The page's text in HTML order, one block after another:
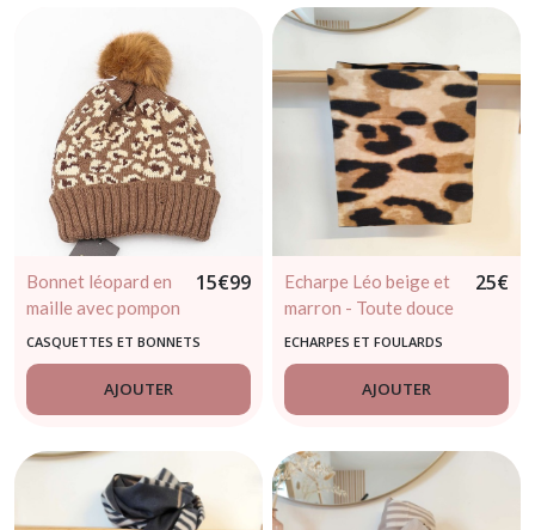
Bonnet léopard en
maille avec pompon
marron
15€99
CASQUETTES ET BONNETS
AJOUTER
Echarpe Léo beige et
marron - Toute douce
25€
ECHARPES ET FOULARDS
AJOUTER